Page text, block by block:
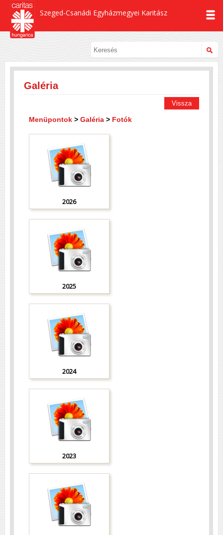
Szeged-Csanádi Egyházmegyei Karitász
Galéria
Vissza
Menüpontok > Galéria > Fotók
2026
2025
2024
2023